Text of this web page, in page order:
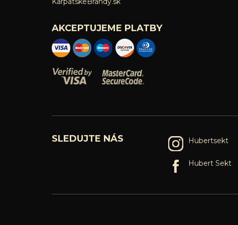
AKCEPTUJEME PLATBY
SLEDUJTE NÁS Hubertsekt
Hubert Sekt